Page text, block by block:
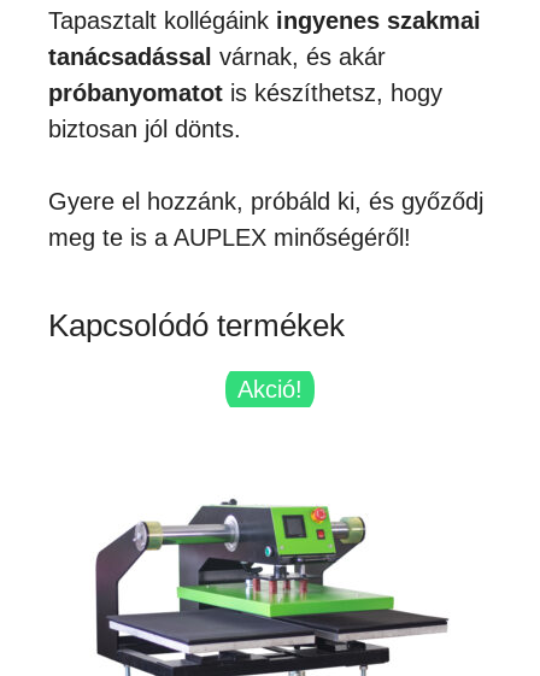
Tapasztalt kollégáink ingyenes szakmai
tanácsadással várnak, és akár
próbanyomatot is készíthetsz, hogy
biztosan jól dönts.
Gyere el hozzánk, próbáld ki, és győződj
meg te is a AUPLEX minőségéről!
Kapcsolódó termékek
Akció!